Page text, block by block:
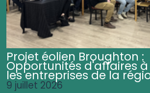
Projet éolien Broughton :
Opportunités d'affaires
les entreprises de la
9 juillet 2026